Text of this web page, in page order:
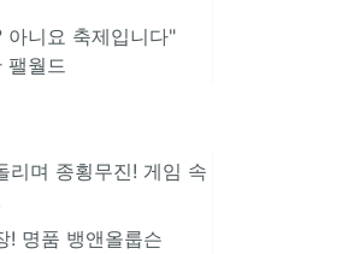
아니요 축제입니다"
팰월드
리며 종횡무진! 게임 속
! 명품 뱅앤올룹슨